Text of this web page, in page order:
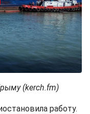
(kerch.fm)
работу.